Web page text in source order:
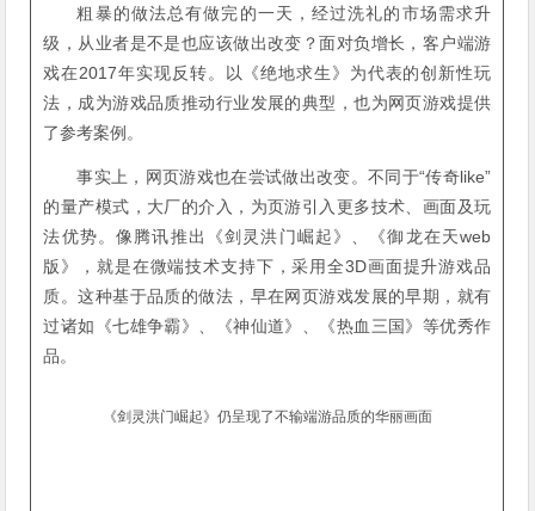
粗暴的做法总有做完的一天，经过洗礼的市场需求升
级，从业者是不是也应该做出改变？面对负增长，客户端游
戏在2017年实现反转。以《绝地求生》为代表的创新性玩
法，成为游戏品质推动行业发展的典型，也为网页游戏提供
了参考案例。
事实上，网页游戏也在尝试做出改变。不同于“传奇like”
的量产模式，大厂的介入，为页游引入更多技术、画面及玩
法优势。像腾讯推出《剑灵洪门崛起》、《御龙在天web
版》，就是在微端技术支持下，采用全3D画面提升游戏品
质。这种基于品质的做法，早在网页游戏发展的早期，就有
过诸如《七雄争霸》、《神仙道》、《热血三国》等优秀作
品。
《剑灵洪门崛起》仍呈现了不输端游品质的华丽画面